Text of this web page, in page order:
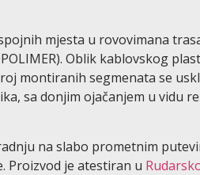
mjesta u rovovimana
Oblik kablovskog
montiranih segmenata se
sa donjim ojačanjem u vidu
na slabo prometnim
Proizvod je atestiran u